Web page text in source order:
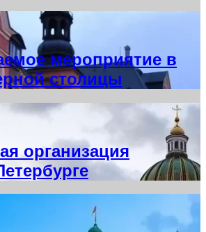
мероприятие в
столицы
организация